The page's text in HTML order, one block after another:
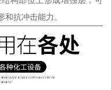
抗冲击能力。